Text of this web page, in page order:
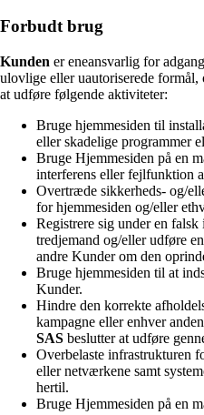
Forbudt brug
Kunden er eneansvarlig for
ulovlige eller uautoriserede
at udføre følgende aktiviteter:
Bruge hjemmesiden til
eller skadelige programmer
Bruge Hjemmesiden på en
interferens eller fejlfunktion
Overtræde sikkerheds- og/
for hjemmesiden og/eller
Registrere sig under en
tredjemand og/eller udføre
andre Kunder om den
Bruge hjemmesiden til at
Kunder.
Hindre den korrekte
kampagne eller enhver
SAS beslutter at udføre
Overbelaste infrastrukturen
eller netværkene samt
hertil.
Bruge Hjemmesiden på en